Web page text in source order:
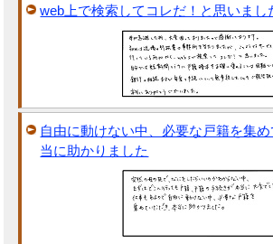
web上で検索してコレだ！と思いまし
自由に動けない中、必要な戸籍を集
当に助かりました